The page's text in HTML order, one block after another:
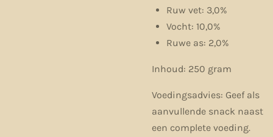
Ruw vet: 3,0%
Vocht: 10,0%
Ruwe as: 2,0%
Inhoud: 250 gram
Voedingsadvies: Geef als
aanvullende snack naast
een complete voeding.